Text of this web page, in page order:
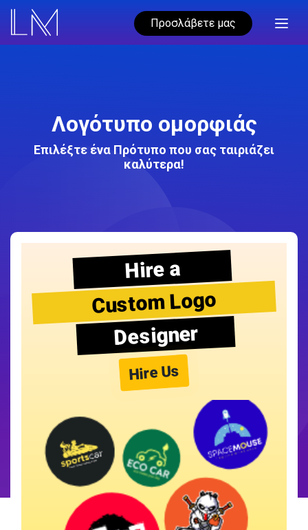
Προσλάβετε μας
Λογότυπο ομορφιάς
Επιλέξτε ένα Πρότυπο που σας ταιριάζει
καλύτερα!
Hire a
Custom Logo
Designer
Hire Us